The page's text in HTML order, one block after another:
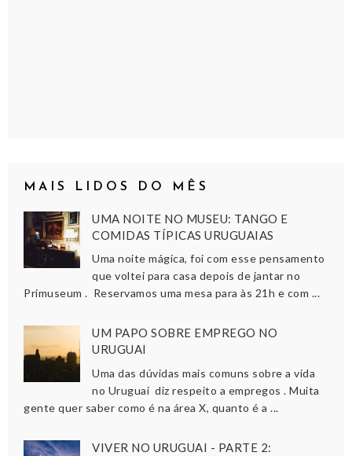
MAIS LIDOS DO MÊS
UMA NOITE NO MUSEU: TANGO E
COMIDAS TÍPICAS URUGUAIAS
Uma noite mágica, foi com esse pensamento
que voltei para casa depois de jantar no
Primuseum . Reservamos uma mesa para às 21h e com ...
UM PAPO SOBRE EMPREGO NO
URUGUAI
Uma das dúvidas mais comuns sobre a vida
no Uruguai diz respeito a empregos . Muita
gente quer saber como é na área X, quanto é a ...
VIVER NO URUGUAI - PARTE 2: